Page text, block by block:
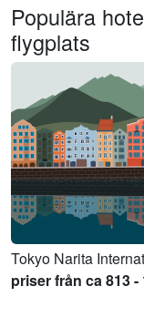
Populära
flygplats
Tokyo Narita
priser från ca 813